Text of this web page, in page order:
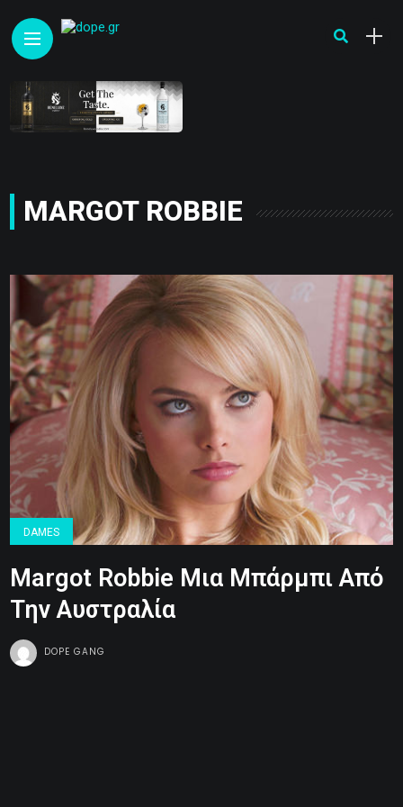
MARGOT ROBBIE
DAMES
Margot Robbie Μια Μπάρμπι Από
Την Αυστραλία
DOPE GANG